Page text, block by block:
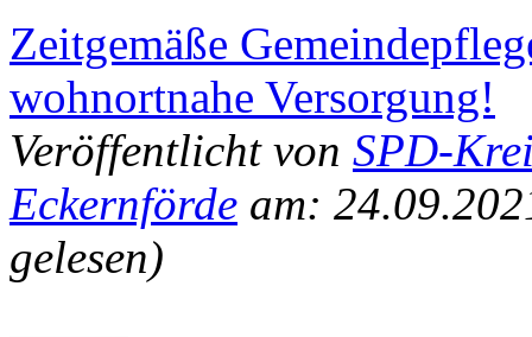
Zeitgemäße
wohnortnahe Versorgung!
Veröffentlicht von SPD-
Eckernförde am:
gelesen)